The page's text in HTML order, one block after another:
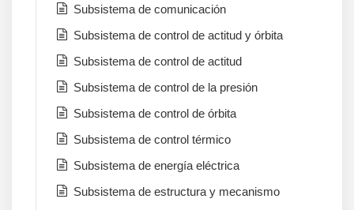
Subsistema de comunicación
Subsistema de control de actitud y órbita
Subsistema de control de actitud
Subsistema de control de la presión
Subsistema de control de órbita
Subsistema de control térmico
Subsistema de energía eléctrica
Subsistema de estructura y mecanismo